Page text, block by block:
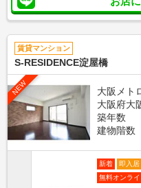
賃貸マンション
S-RESIDENCE淀屋橋
NEW
大阪メト
大阪府大
築年数
建物階数
新着 即入居
無料オンラ